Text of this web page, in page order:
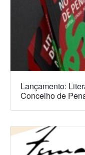
Lançamento:
Concelho de